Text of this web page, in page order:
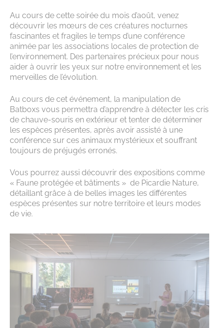
Au cours de cette soirée du mois d’août, venez
découvrir les mœurs de ces créatures nocturnes
fascinantes et fragiles le temps d’une conférence
animée par les associations locales de protection de
l’environnement. Des partenaires précieux pour nous
aider à ouvrir les yeux sur notre environnement et les
merveilles de l’évolution.
Au cours de cet événement, la manipulation de
Batboxs vous permettra d’apprendre à détecter les cris
de chauve-souris en extérieur et tenter de déterminer
les espèces présentes, après avoir assisté à une
conférence sur ces animaux mystérieux et souffrant
toujours de préjugés erronés.
Vous pourrez aussi découvrir des expositions comme
« Faune protégée et bâtiments » de Picardie Nature,
détaillant grâce à de belles images les différentes
espèces présentes sur notre territoire et leurs modes
de vie.